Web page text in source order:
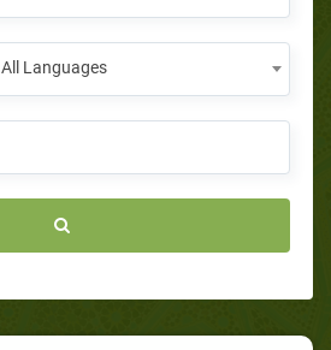
All Languages